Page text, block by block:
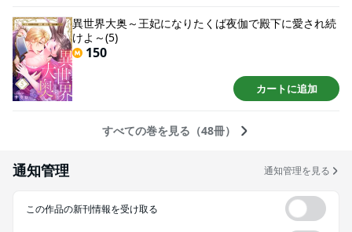
異世界大奥～王妃になりたくば夜伽で殿下に愛され続
けよ～(5)
150
カートに追加
すべての巻を見る（48冊）
通知管理 通知管理を見る
この作品の新刊情報を受け取る